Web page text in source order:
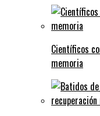
Científicos
memoria